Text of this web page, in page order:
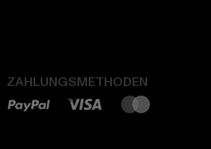
ZAHLUNGSMETHODEN